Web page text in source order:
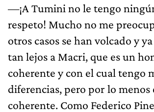
—¡A Tumini no le tengo
respeto! Mucho no me
otros casos se han volcado y
tan lejos a Macri, que es un
coherente y con el cual tengo
diferencias, pero por lo menos
coherente. Como Federico